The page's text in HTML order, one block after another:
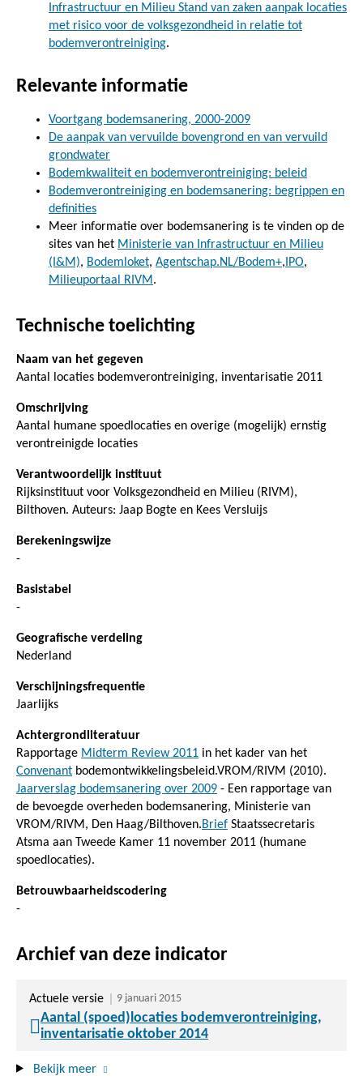
Infrastructuur en Milieu Stand van zaken aanpak locaties
met risico voor de volksgezondheid in relatie tot
bodemverontreiniging.
Relevante informatie
Voortgang bodemsanering, 2000-2009
De aanpak van vervuilde bovengrond en van vervuild
grondwater
Bodemkwaliteit en bodemverontreiniging: beleid
Bodemverontreiniging en bodemsanering: begrippen en
definities
Meer informatie over bodemsanering is te vinden op de
sites van het Ministerie van Infrastructuur en Milieu
(I&M), Bodemloket, Agentschap.NL/Bodem+, IPO,
Milieuportaal RIVM.
Technische toelichting
Naam van het gegeven
Aantal locaties bodemverontreiniging, inventarisatie 2011
Omschrijving
Aantal humane spoedlocaties en overige (mogelijk) ernstig
verontreinigde locaties
Verantwoordelijk instituut
Rijksinstituut voor Volksgezondheid en Milieu (RIVM),
Bilthoven. Auteurs: Jaap Bogte en Kees Versluijs
Berekeningswijze
-
Basistabel
-
Geografische verdeling
Nederland
Verschijningsfrequentie
Jaarlijks
Achtergrondliteratuur
Rapportage Midterm Review 2011 in het kader van het
Convenant bodemontwikkelingsbeleid.VROM/RIVM (2010).
Jaarverslag bodemsanering over 2009 - Een rapportage van
de bevoegde overheden bodemsanering, Ministerie van
VROM/RIVM, Den Haag/Bilthoven.Brief Staatssecretaris
Atsma aan Tweede Kamer 11 november 2011 (humane
spoedlocaties).
Betrouwbaarheidscodering
-
Archief van deze indicator
Actuele versie 9 januari 2015
Aantal (spoed)locaties bodemverontreiniging,
inventarisatie oktober 2014
Bekijk meer